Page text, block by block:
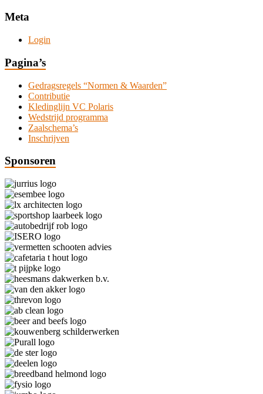
Meta
Login
Pagina’s
Gedragsregels “Normen & Waarden”
Contributie
Kledinglijn VC Polaris
Wedstrijd programma
Zaalschema’s
Inschrijven
Sponsoren